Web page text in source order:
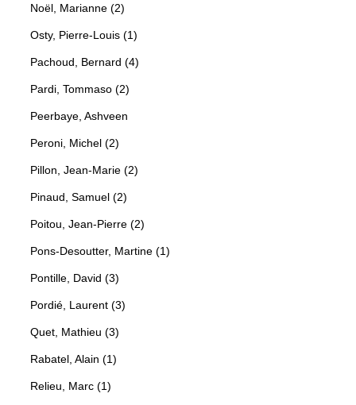
Noël, Marianne (2)
Osty, Pierre-Louis (1)
Pachoud, Bernard (4)
Pardi, Tommaso (2)
Peerbaye, Ashveen
Peroni, Michel (2)
Pillon, Jean-Marie (2)
Pinaud, Samuel (2)
Poitou, Jean-Pierre (2)
Pons-Desoutter, Martine (1)
Pontille, David (3)
Pordié, Laurent (3)
Quet, Mathieu (3)
Rabatel, Alain (1)
Relieu, Marc (1)